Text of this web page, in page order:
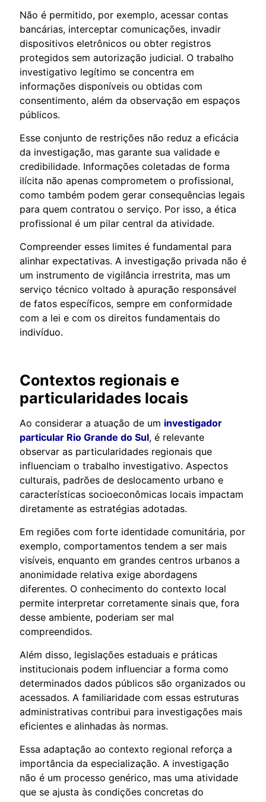
Não é permitido, por exemplo, acessar contas
bancárias, interceptar comunicações, invadir
dispositivos eletrônicos ou obter registros
protegidos sem autorização judicial. O trabalho
investigativo legítimo se concentra em
informações disponíveis ou obtidas com
consentimento, além da observação em espaços
públicos.
Esse conjunto de restrições não reduz a eficácia
da investigação, mas garante sua validade e
credibilidade. Informações coletadas de forma
ilícita não apenas comprometem o profissional,
como também podem gerar consequências legais
para quem contratou o serviço. Por isso, a ética
profissional é um pilar central da atividade.
Compreender esses limites é fundamental para
alinhar expectativas. A investigação privada não é
um instrumento de vigilância irrestrita, mas um
serviço técnico voltado à apuração responsável
de fatos específicos, sempre em conformidade
com a lei e com os direitos fundamentais do
indivíduo.
Contextos regionais e
particularidades locais
Ao considerar a atuação de um investigador
particular Rio Grande do Sul, é relevante
observar as particularidades regionais que
influenciam o trabalho investigativo. Aspectos
culturais, padrões de deslocamento urbano e
características socioeconômicas locais impactam
diretamente as estratégias adotadas.
Em regiões com forte identidade comunitária, por
exemplo, comportamentos tendem a ser mais
visíveis, enquanto em grandes centros urbanos a
anonimidade relativa exige abordagens
diferentes. O conhecimento do contexto local
permite interpretar corretamente sinais que, fora
desse ambiente, poderiam ser mal
compreendidos.
Além disso, legislações estaduais e práticas
institucionais podem influenciar a forma como
determinados dados públicos são organizados ou
acessados. A familiaridade com essas estruturas
administrativas contribui para investigações mais
eficientes e alinhadas às normas.
Essa adaptação ao contexto regional reforça a
importância da especialização. A investigação
não é um processo genérico, mas uma atividade
que se ajusta às condições concretas do